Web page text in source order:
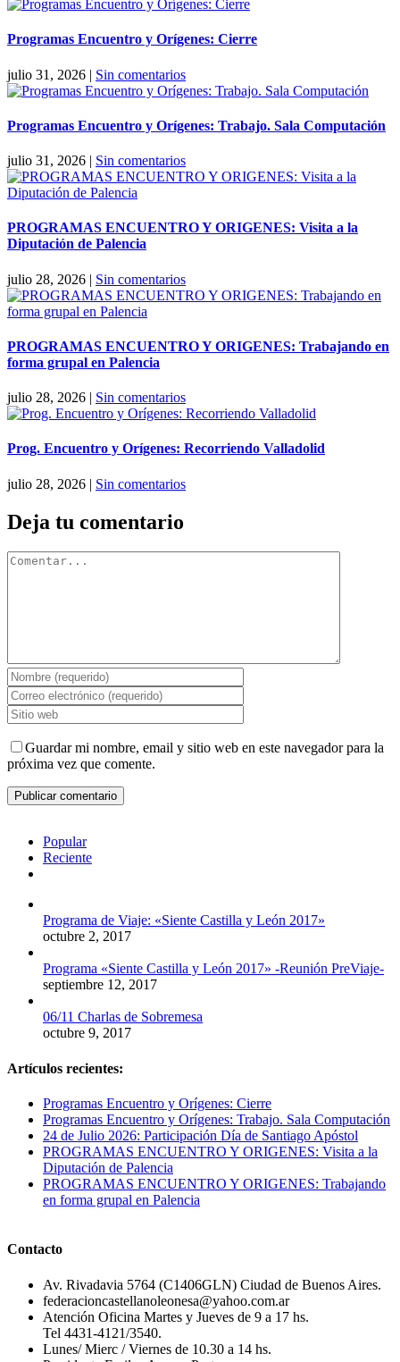
Programas Encuentro y Orígenes: Cierre
julio 31, 2026 | Sin comentarios
Programas Encuentro y Orígenes: Trabajo. Sala Computación
julio 31, 2026 | Sin comentarios
PROGRAMAS ENCUENTRO Y ORIGENES: Visita a la
Diputación de Palencia
julio 28, 2026 | Sin comentarios
PROGRAMAS ENCUENTRO Y ORIGENES: Trabajando en
forma grupal en Palencia
julio 28, 2026 | Sin comentarios
Prog. Encuentro y Orígenes: Recorriendo Valladolid
julio 28, 2026 | Sin comentarios
Deja tu comentario
Comentar
Guardar mi nombre, email y sitio web en este navegador para la
próxima vez que comente.
Popular
Reciente
Programa de Viaje: «Siente Castilla y León 2017»
octubre 2, 2017
Programa «Siente Castilla y León 2017» -Reunión PreViaje-
septiembre 12, 2017
06/11 Charlas de Sobremesa
octubre 9, 2017
Artículos recientes:
Programas Encuentro y Orígenes: Cierre
Programas Encuentro y Orígenes: Trabajo. Sala Computación
24 de Julio 2026: Participación Día de Santiago Apóstol
PROGRAMAS ENCUENTRO Y ORIGENES: Visita a la
Diputación de Palencia
PROGRAMAS ENCUENTRO Y ORIGENES: Trabajando
en forma grupal en Palencia
Contacto
Av. Rivadavia 5764 (C1406GLN) Ciudad de Buenos Aires.
federacioncastellanoleonesa@yahoo.com.ar
Atención Oficina Martes y Jueves de 9 a 17 hs.
Tel 4431-4121/3540.
Lunes/ Mierc / Viernes de 10.30 a 14 hs.